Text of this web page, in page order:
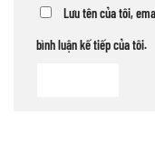
Lưu tên của tôi,
bình luận kế tiếp của tôi.